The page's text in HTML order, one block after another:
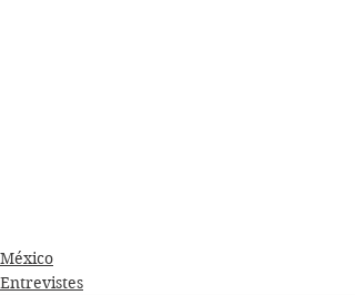
México
Entrevistes